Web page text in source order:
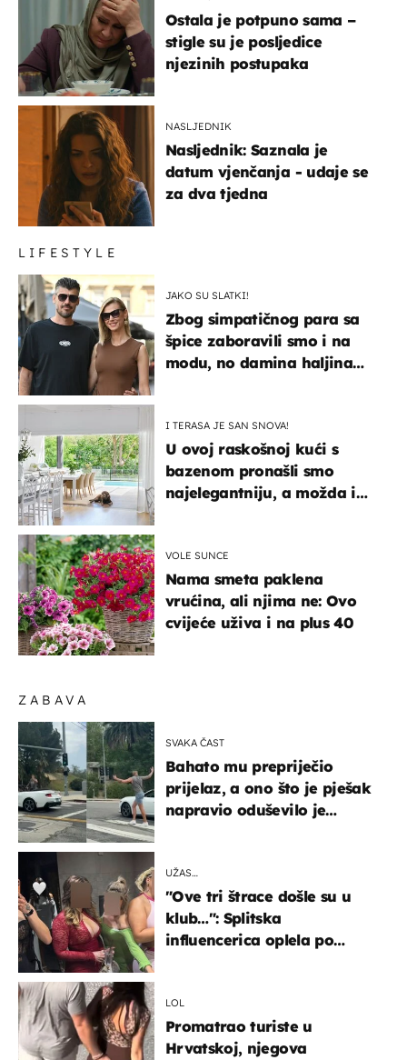
ZABAVA
SVAKA ČAST
Bahato mu prepriječio
prijelaz, a ono što je pješak
napravio oduševilo je
UŽAS…
"Ove tri štrace došle su u
klub…": Splitska
influencerica oplela po
LOL
Promatrao turiste u
Hrvatskoj, njegova
Ostala je potpuno sama –
stigle su je posljedice
njezinih postupaka
NASLJEDNIK
Nasljednik: Saznala je
datum vjenčanja - udaje se
za dva tjedna
LIFESTYLE
JAKO SU SLATKI!
Zbog simpatičnog para sa
špice zaboravili smo i na
modu, no damina haljina
I TERASA JE SAN SNOVA!
U ovoj raskošnoj kući s
bazenom pronašli smo
najelegantniju, a možda i
VOLE SUNCE
Nama smeta paklena
vrućina, ali njima ne: Ovo
cvijeće uživa i na plus 40